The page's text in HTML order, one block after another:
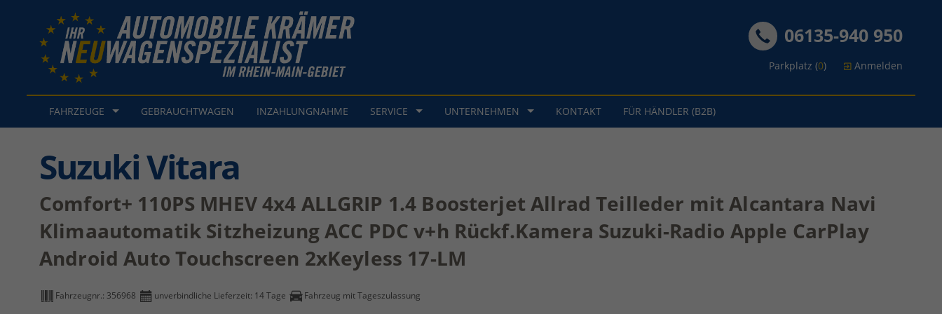
06135-940 950
Parkplatz (0) Anmelden
FAHRZEUGE GEBRAUCHTWAGEN INZAHLUNGNAHME SERVICE UNTERNEHMEN KONTAKT FÜR HÄNDLER (B2B)
Suzuki Vitara
Comfort+ 110PS MHEV 4x4 ALLGRIP 1.4 Boosterjet Allrad Teilleder mit Alcantara Navi
Klimaautomatik Sitzheizung ACC PDC v+h Rückf.Kamera Suzuki-Radio Apple CarPlay
Android Auto Touchscreen 2xKeyless 17-LM
Fahrzeugnr.: 356968 unverbindliche Lieferzeit: 14 Tage Fahrzeug mit Tageszulassung